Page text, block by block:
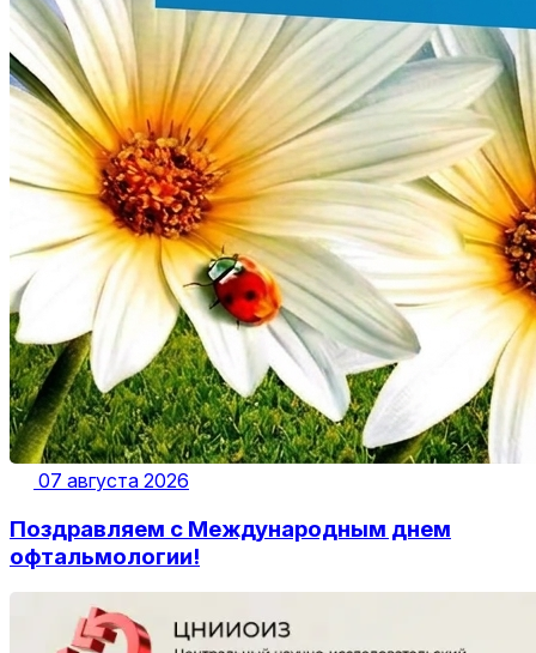
07 августа 2026
Поздравляем с Международным днем
офтальмологии!